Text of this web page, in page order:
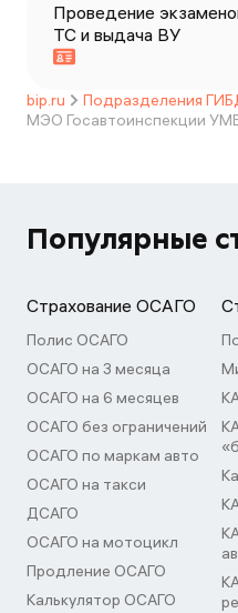
Проведение
ТС и выдача ВУ
bip.ru
Подразделения
Популярные
Страхование ОСАГО
Полис ОСАГО
ОСАГО на 3 месяца
ОСАГО на 6 месяцев
ОСАГО без ограничений
ОСАГО по маркам авто
ОСАГО на такси
ДСАГО
ОСАГО на мотоцикл
Продление ОСАГО
Калькулятор ОСАГО